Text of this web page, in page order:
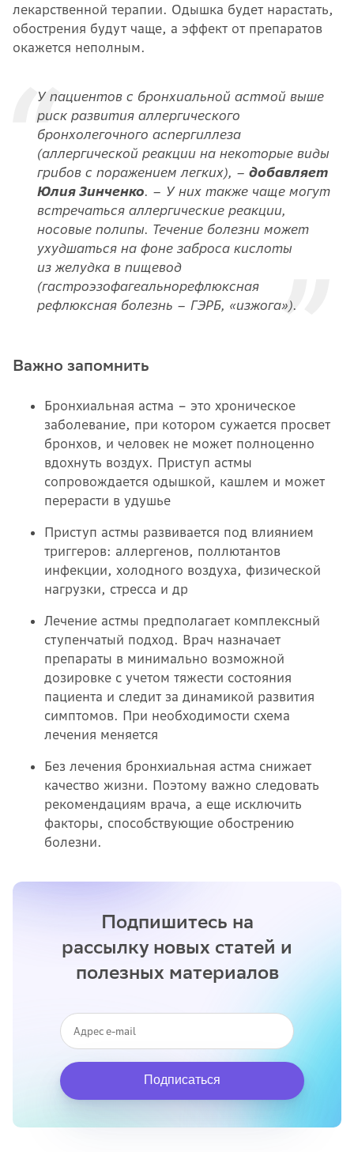
лекарственной терапии. Одышка будет нарастать,
обострения будут чаще, а эффект от препаратов
окажется неполным.
У пациентов с бронхиальной астмой выше
риск развития аллергического
бронхолегочного аспергиллеза
(аллергической реакции на некоторые виды
грибов с поражением легких), – добавляет
Юлия Зинченко. – У них также чаще могут
встречаться аллергические реакции,
носовые полипы. Течение болезни может
ухудшаться на фоне заброса кислоты
из желудка в пищевод
(гастроэзофагеальнорефлюксная
рефлюксная болезнь – ГЭРБ, «изжога»).
Важно запомнить
Бронхиальная астма – это хроническое
заболевание, при котором сужается просвет
бронхов, и человек не может полноценно
вдохнуть воздух. Приступ астмы
сопровождается одышкой, кашлем и может
перерасти в удушье
Приступ астмы развивается под влиянием
триггеров: аллергенов, поллютантов
инфекции, холодного воздуха, физической
нагрузки, стресса и др
Лечение астмы предполагает комплексный
ступенчатый подход. Врач назначает
препараты в минимально возможной
дозировке с учетом тяжести состояния
пациента и следит за динамикой развития
симптомов. При необходимости схема
лечения меняется
Без лечения бронхиальная астма снижает
качество жизни. Поэтому важно следовать
рекомендациям врача, а еще исключить
факторы, способствующие обострению
болезни.
Подпишитесь на
рассылку новых статей и
полезных материалов
Подписаться